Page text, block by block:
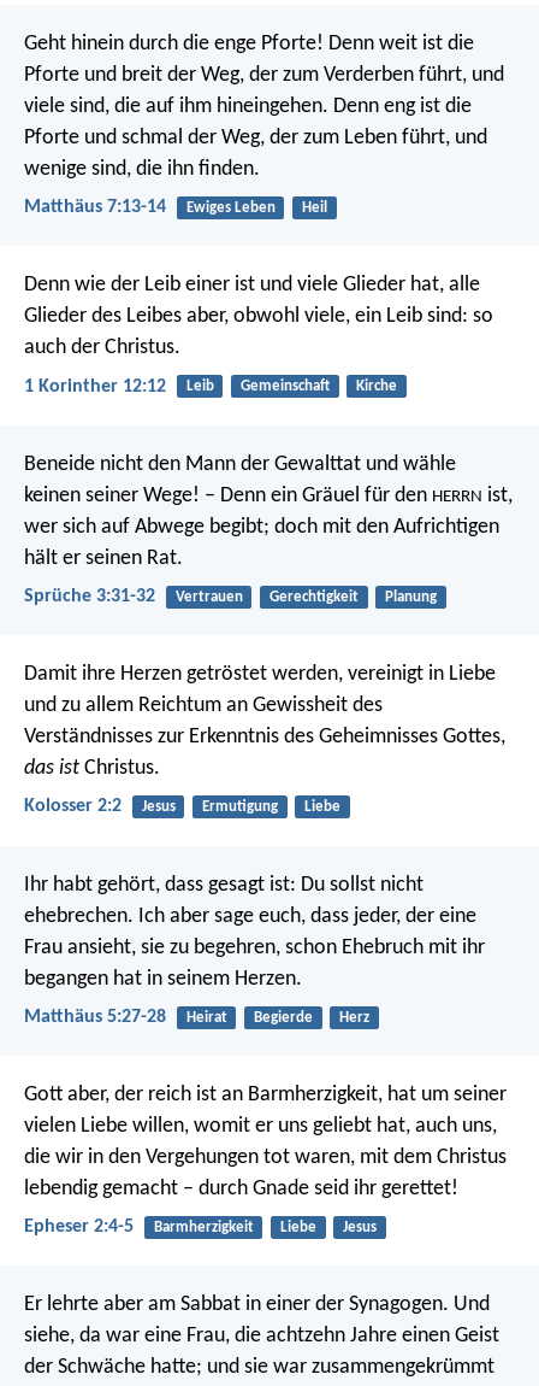
Geht hinein durch die enge Pforte! Denn weit ist die
Pforte und breit der Weg, der zum Verderben führt, und
viele sind, die auf ihm hineingehen. Denn eng ist die
Pforte und schmal der Weg, der zum Leben führt, und
wenige sind, die ihn finden.
Matthäus 7:13-14 Ewiges Leben Heil
Denn wie der Leib einer ist und viele Glieder hat, alle
Glieder des Leibes aber, obwohl viele, ein Leib sind: so
auch der Christus.
1 Korinther 12:12 Leib Gemeinschaft Kirche
Beneide nicht den Mann der Gewalttat und wähle
keinen seiner Wege! – Denn ein Gräuel für den HERRN ist,
wer sich auf Abwege begibt; doch mit den Aufrichtigen
hält er seinen Rat.
Sprüche 3:31-32 Vertrauen Gerechtigkeit Planung
Damit ihre Herzen getröstet werden, vereinigt in Liebe
und zu allem Reichtum an Gewissheit des
Verständnisses zur Erkenntnis des Geheimnisses Gottes,
das ist Christus.
Kolosser 2:2 Jesus Ermutigung Liebe
Ihr habt gehört, dass gesagt ist: Du sollst nicht
ehebrechen. Ich aber sage euch, dass jeder, der eine
Frau ansieht, sie zu begehren, schon Ehebruch mit ihr
begangen hat in seinem Herzen.
Matthäus 5:27-28 Heirat Begierde Herz
Gott aber, der reich ist an Barmherzigkeit, hat um seiner
vielen Liebe willen, womit er uns geliebt hat, auch uns,
die wir in den Vergehungen tot waren, mit dem Christus
lebendig gemacht – durch Gnade seid ihr gerettet!
Epheser 2:4-5 Barmherzigkeit Liebe Jesus
Er lehrte aber am Sabbat in einer der Synagogen. Und
siehe, da war eine Frau, die achtzehn Jahre einen Geist
der Schwäche hatte; und sie war zusammengekrümmt